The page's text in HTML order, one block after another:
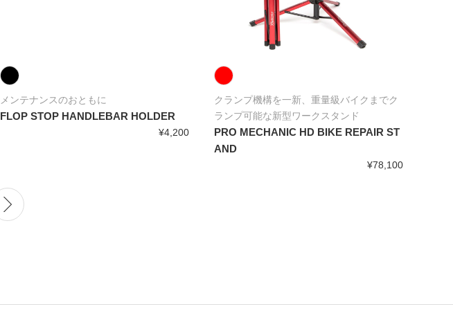
メンテナンスのおともに
FLOP STOP HANDLEBAR HOLDER
¥4,200
クランプ機構を一新、重量級バイクまでク
ランプ可能な新型ワークスタンド
PRO MECHANIC HD BIKE REPAIR ST
AND
¥78,100